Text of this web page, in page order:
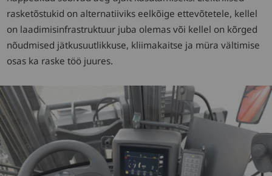
rasketõstukid on alternatiiviks eelkõige ettevõtetele, kellel
on laadimisinfrastruktuur juba olemas või kellel on kõrged
nõudmised jätkusuutlikkuse, kliimakaitse ja müra vältimise
osas ka raske töö juures.